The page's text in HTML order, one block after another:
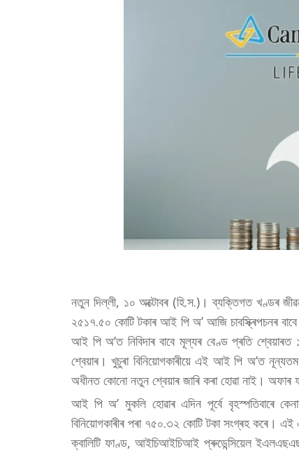
নতুন দিল্লী, ১০ অক্টোবৰ (হি.স.)। ব্যক্তিগত খণ্ডৰ জীৱন
২৫১৭.৫০ কোটি টকাৰ আই পি অ’ আজি চাবস্ক্ৰিপচনৰ
আই পি অ’ত নিবিদাৰ বাবে মূল্যৰ বেণ্ড প্ৰতি
শ্বেয়াৰ। খুচুৰা বিনিয়োগকাৰীয়ে এই আই পি অ’ত
অধীনত কোনো নতুন শ্বেয়াৰ জাৰি কৰা হোৱা নাই। অফাৰ
আই পি অ’ মুকলি হোৱাৰ এদিন পূৰ্বে বৃহস্পতিবাৰে
বিনিয়োগকাৰীৰ পৰা ৭৫০.৩২ কোটি টকা সংগ্ৰহ কৰে।
ক্বালিটি ফাণ্ড, আইচিআইচিআই প্ৰুডেন্সিয়েল ইএলএছএছ